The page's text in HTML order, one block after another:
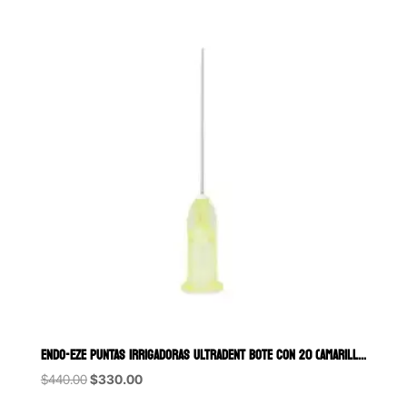
ENDO-EZE PUNTAS IRRIGADORAS ULTRADENT BOTE CON 20 (AMARILLO)
$440.00Original
$330.00Current